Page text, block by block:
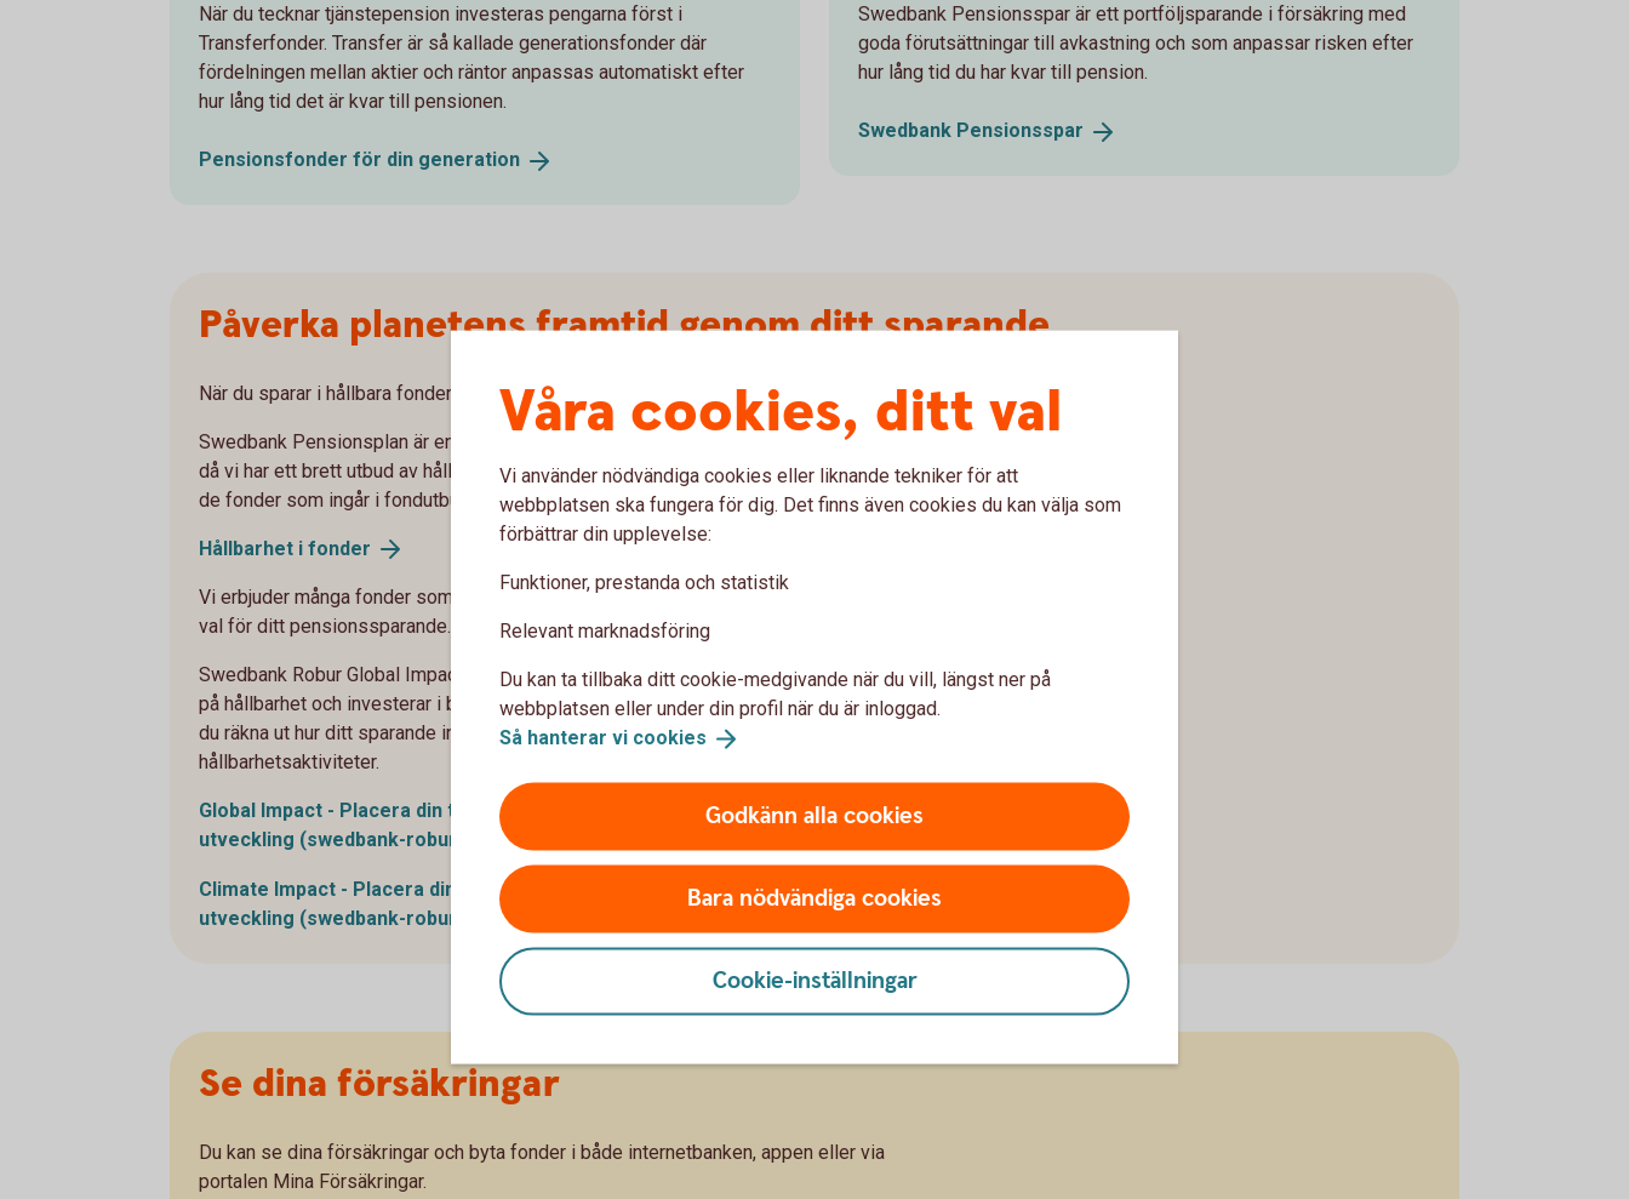
När du tecknar tjänstepension investeras pengarna först i
Transferfonder. Transfer är så kallade generationsfonder där
fördelningen mellan aktier och räntor anpassas automatiskt efter
hur lång tid det är kvar till pensionen.
Pensionsfonder för din generation
Swedbank Pensionsspar är ett portföljsparande i försäkring med
goda förutsättningar till avkastning och som anpassar risken efter
hur lång tid du har kvar till pension.
Swedbank Pensionsspar
Påverka planetens framtid genom ditt sparande
När du sparar i hållbara fonder väljer du klokt för både din plånbok och för framtiden.
Swedbank Pensionsplan är en ljusgrön försäkringsprodukt enligt EU:s regelverk SFDR,
då vi har ett brett utbud av hållbara fonder. Vi arbetar kontinuerligt för att säkerställa att
de fonder som ingår i fondutbudet uppfyller våra hållbarhetskrav.
Hållbarhet i fonder
Vi erbjuder många fonder som tar extra hänsyn till hållbarhet så att du kan göra hållbara
val för ditt pensionssparande.
Swedbank Robur Global Impact och Climate Impact är exempel på fonder som fokuserar
på hållbarhet och investerar i bolag som bidrar till FN:s globala mål. I länkarna nedan kan
du räkna ut hur ditt sparande inom din tjänstepension i dessa fonder kan bidra till
hållbarhetsaktiviteter.
Global Impact - Placera din tjänstepension med fokus på en hållbar
utveckling (swedbank-robur.se)
Climate Impact - Placera din tjänstepension med fokus på en hållbar
utveckling (swedbank-robur.se)
Se dina försäkringar
Du kan se dina försäkringar och byta fonder i både internetbanken, appen eller via
portalen Mina Försäkringar.
Våra cookies, ditt val
Vi använder nödvändiga cookies eller liknande tekniker för att
webbplatsen ska fungera för dig. Det finns även cookies du kan välja som
förbättrar din upplevelse:
Funktioner, prestanda och statistik
Relevant marknadsföring
Du kan ta tillbaka ditt cookie-medgivande när du vill, längst ner på
webbplatsen eller under din profil när du är inloggad.
Så hanterar vi cookies
Godkänn alla cookies
Bara nödvändiga cookies
Cookie-inställningar